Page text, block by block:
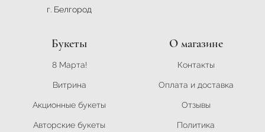
г. Белгород
Букеты
8 Марта!
Витрина
Акционные букеты
Авторские букеты
О магазине
Контакты
Оплата и доставка
Отзывы
Политика